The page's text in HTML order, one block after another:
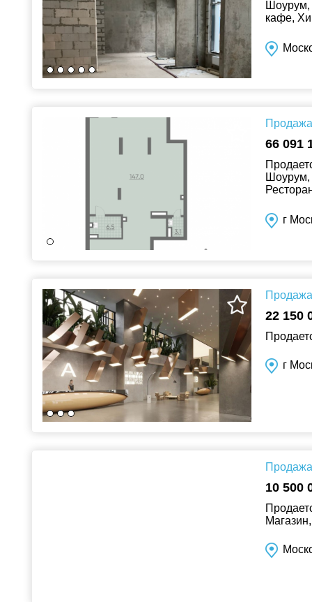
Шоурум,
кафе,
66 091
Шоурум,
г
22 150
г
10 500